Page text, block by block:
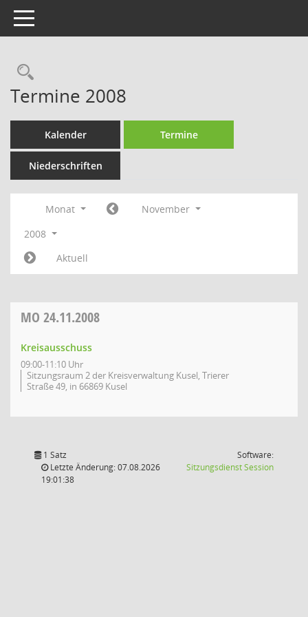
Toggle navigation
Rechercheauswahl
Termine 2008
Kalender Termine
Niederschriften
Monat
November
2008
Aktuell
MO 24.11.2008
Kreisausschuss
09:00-11:10 Uhr
Sitzungsraum 2 der Kreisverwaltung Kusel, Trierer
Straße 49, in 66869 Kusel
1 Satz
Letzte Änderung: 07.08.2026
19:01:38
Software:
SitzungsdienstSession(Wird in